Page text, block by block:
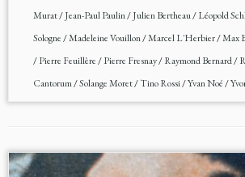
Murat/Jean-Paul Paulin/Julien Bertheau/Léopold
Sologne/Madeleine Vouillon/Marcel L'Herbier/Max
/Pierre Feuillère/Pierre Fresnay/Raymond Bernard/
Cantorum/Solange Moret/Tino Rossi/Yvan Noé/